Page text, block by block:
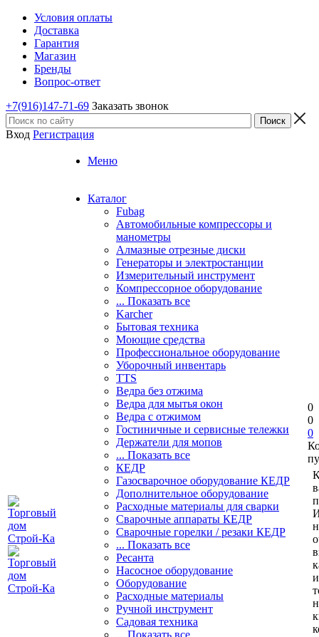
Условия оплаты
Доставка
Гарантия
Магазин
Бренды
Вопрос-ответ
+7(916)147-71-69 Заказать звонок
Вход Регистрация
Меню
Каталог
Fubag
Автомобильные компрессоры и
манометры
Алмазные отрезные диски
Генераторы и электростанции
Измерительный инструмент
Компрессорное оборудование
... Показать все
Karcher
Бытовая техника
Моющие средства
Профессиональное оборудование
Уборочный инвентарь
TTS
Ведра без отжима
Ведра для мытья окон
Ведра с отжимом
Гостиничные и сервисные тележки
Держатели для мопов
... Показать все
КЕДР
Газосварочное оборудование КЕДР
Дополнительное оборудование
Расходные материалы для сварки
Сварочные аппараты КЕДР
Сварочные горелки / резаки КЕДР
... Показать все
Ресанта
Насосное оборудование
Оборудование
Расходные материалы
Ручной инструмент
Садовая техника
... Показать все
0
0
0